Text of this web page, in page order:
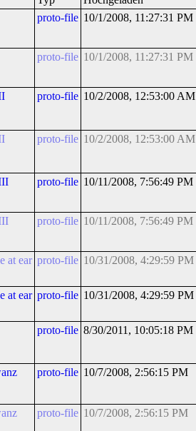
proto-file 10/1/2008, 11:27:31 PM
proto-file 10/1/2008, 11:27:31 PM
proto-file 10/2/2008, 12:53:00 AM
proto-file 10/2/2008, 12:53:00 AM
proto-file 10/11/2008, 7:56:49 PM
proto-file 10/11/2008, 7:56:49 PM
at ear proto-file 10/31/2008, 4:29:59 PM
at ear proto-file 10/31/2008, 4:29:59 PM
proto-file 8/30/2011, 10:05:18 PM
proto-file 10/7/2008, 2:56:15 PM
proto-file 10/7/2008, 2:56:15 PM